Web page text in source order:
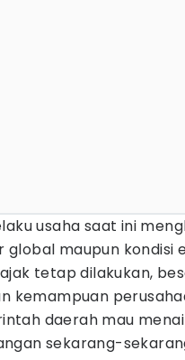
usaha saat ini
maupun kondisi
tetap dilakukan,
kemampuan
daerah mau
sekarang-